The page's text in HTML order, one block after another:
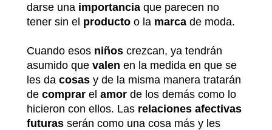
darse una importancia que parecen no
tener sin el producto o la marca de moda.
Cuando esos niños crezcan, ya tendrán
asumido que valen en la medida en que se
les da cosas y de la misma manera tratarán
de comprar el amor de los demás como lo
hicieron con ellos. Las relaciones afectivas
futuras serán como una cosa más y les